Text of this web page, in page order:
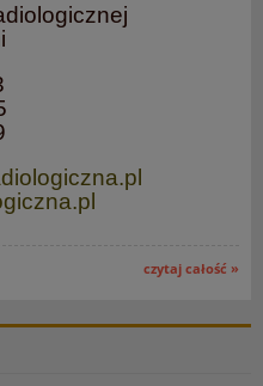
czytaj całość »